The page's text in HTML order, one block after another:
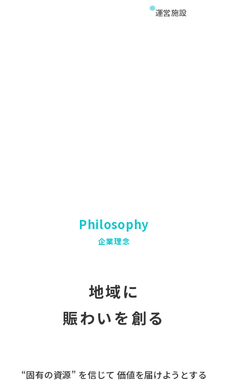
運営施設
Philosophy
企業理念
地域に
賑わいを創る
“固有の​資源” を​信じて 価値を​届けようとする​